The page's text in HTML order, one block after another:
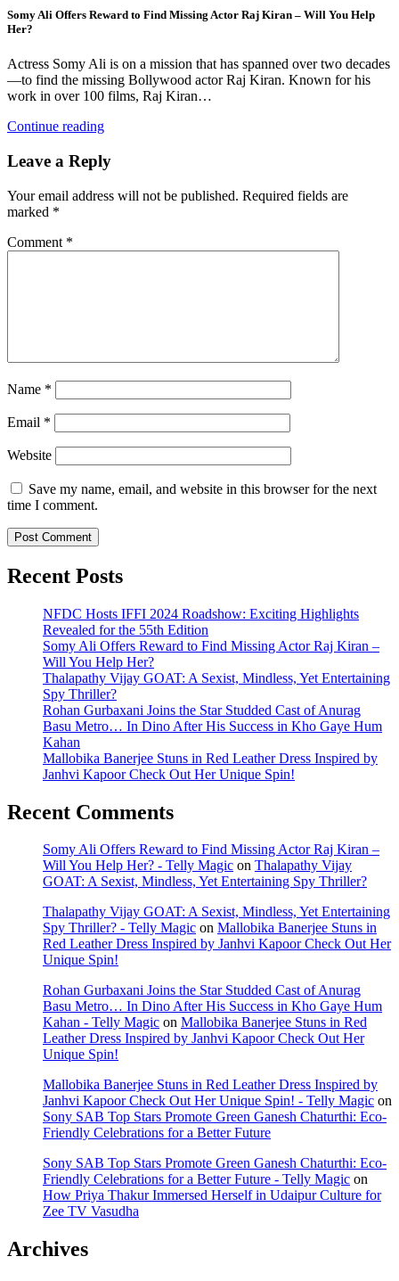
Somy Ali Offers Reward to Find Missing Actor Raj Kiran – Will You Help
Her?
Actress Somy Ali is on a mission that has spanned over two decades
—to find the missing Bollywood actor Raj Kiran. Known for his
work in over 100 films, Raj Kiran…
Continue reading
Leave a Reply
Your email address will not be published. Required fields are
marked *
Comment *
Name *
Email *
Website
Save my name, email, and website in this browser for the next
time I comment.
Recent Posts
NFDC Hosts IFFI 2024 Roadshow: Exciting Highlights
Revealed for the 55th Edition
Somy Ali Offers Reward to Find Missing Actor Raj Kiran –
Will You Help Her?
Thalapathy Vijay GOAT: A Sexist, Mindless, Yet Entertaining
Spy Thriller?
Rohan Gurbaxani Joins the Star Studded Cast of Anurag
Basu Metro… In Dino After His Success in Kho Gaye Hum
Kahan
Mallobika Banerjee Stuns in Red Leather Dress Inspired by
Janhvi Kapoor Check Out Her Unique Spin!
Recent Comments
Somy Ali Offers Reward to Find Missing Actor Raj Kiran –
Will You Help Her? - Telly Magic on Thalapathy Vijay
GOAT: A Sexist, Mindless, Yet Entertaining Spy Thriller?
Thalapathy Vijay GOAT: A Sexist, Mindless, Yet Entertaining
Spy Thriller? - Telly Magic on Mallobika Banerjee Stuns in
Red Leather Dress Inspired by Janhvi Kapoor Check Out Her
Unique Spin!
Rohan Gurbaxani Joins the Star Studded Cast of Anurag
Basu Metro… In Dino After His Success in Kho Gaye Hum
Kahan - Telly Magic on Mallobika Banerjee Stuns in Red
Leather Dress Inspired by Janhvi Kapoor Check Out Her
Unique Spin!
Mallobika Banerjee Stuns in Red Leather Dress Inspired by
Janhvi Kapoor Check Out Her Unique Spin! - Telly Magic on
Sony SAB Top Stars Promote Green Ganesh Chaturthi: Eco-
Friendly Celebrations for a Better Future
Sony SAB Top Stars Promote Green Ganesh Chaturthi: Eco-
Friendly Celebrations for a Better Future - Telly Magic on
How Priya Thakur Immersed Herself in Udaipur Culture for
Zee TV Vasudha
Archives